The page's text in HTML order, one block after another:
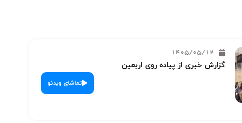
1405/05/12
گزارش خبری از پیاده روی اربعین
تماشای ویدئو